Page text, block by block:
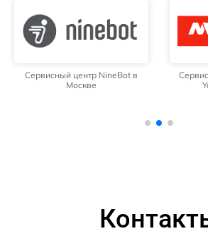
Сервисный центр NineBot в
Москве